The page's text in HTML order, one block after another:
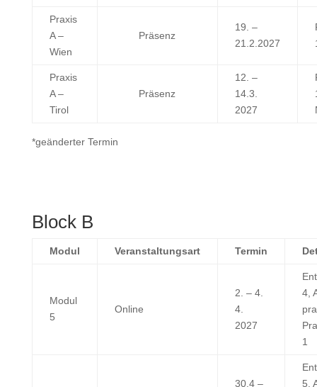
Praxis
A –
Wien
Präsenz
19. –
21.2.2027
Praxis
A –
Tirol
Präsenz
12. –
14.3.
2027
*geänderter Termin
Block B
Modul Veranstaltungsart Termin
Modul
5
Online
2. – 4.
4.
2027
4,
1
30.4 –
5,